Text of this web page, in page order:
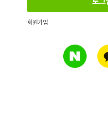
회원가입